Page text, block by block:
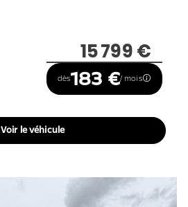
15 799 €
dès183 €/ mois
Voir le véhicule